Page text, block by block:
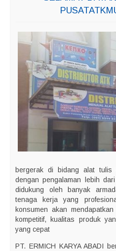
bergerak di bidang alat
dengan pengalaman lebih
didukung oleh banyak
tenaga kerja yang
konsumen akan
kompetitif, kualitas produk
yang cepat
PT. ERMICH KARYA ABADI